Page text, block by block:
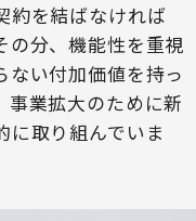
約を結ばなければ
の分、機能性を重視
ない付加価値を持っ
事業拡大のために新
に取り組んでいま